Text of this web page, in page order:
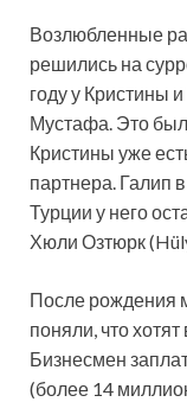
Возлюбленные
решились на
году у Кристины
Мустафа. Это
Кристины уже
партнера. Галип
Турции у него
Хюли Озтюрк
После рождения
поняли, что
Бизнесмен
(более 14